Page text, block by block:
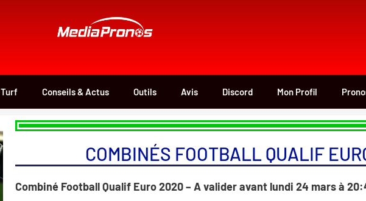
Turf Conseils & Actus Outils Avis Discord Mon Profil
COMBINÉS FOOTBALL QUALIF
Combiné Football Qualif Euro 2020 – A valider avant lundi 24 mars à